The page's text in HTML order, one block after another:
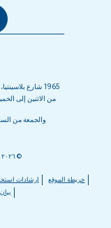
1965 شارع بلاسينتيا، كوستا ميسا، كاليفورنيا 92627
والجمعة من الساعة 8:00 صباحًا إلى 3:30 مساءً
قائمة
خريطة الموقع إرشادات استخدام
بيان